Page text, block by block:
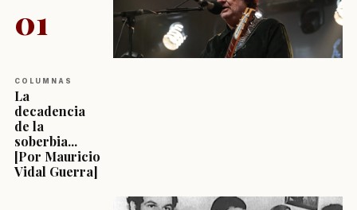
01
COLUMNAS
La
decadencia
de la
soberbia...
[Por Mauricio
Vidal Guerra]